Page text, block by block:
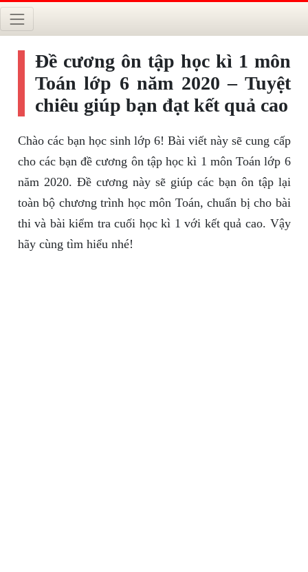
Đề cương ôn tập học kì 1 môn
Toán lớp 6 năm 2020 – Tuyệt
chiêu giúp bạn đạt kết quả cao
Chào các bạn học sinh lớp 6! Bài viết này sẽ cung cấp
cho các bạn đề cương ôn tập học kì 1 môn Toán lớp 6
năm 2020. Đề cương này sẽ giúp các bạn ôn tập lại
toàn bộ chương trình học môn Toán, chuẩn bị cho bài
thi và bài kiểm tra cuối học kì 1 với kết quả cao. Vậy
hãy cùng tìm hiểu nhé!